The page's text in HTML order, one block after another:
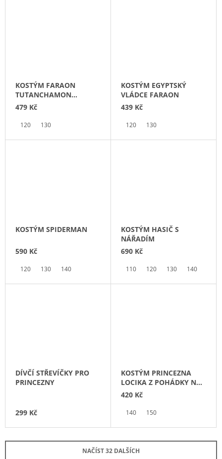
KOSTÝM FARAON
TUTANCHAMON
EGYPTSKÝ VLÁDCE
479 Kč
120 130
KOSTÝM EGYPTSKÝ
VLÁDCE FARAON
439 Kč
120 130
KOSTÝM SPIDERMAN
590 Kč
120 130 140
KOSTÝM HASIČ S
NÁŘADÍM
690 Kč
110 120 130 140
DÍVČÍ STŘEVÍČKY PRO
PRINCEZNY
299 Kč
KOSTÝM PRINCEZNA
LOCIKA Z POHÁDKY NA
VLÁSKU
420 Kč
140 150
NAČÍST 32 DALŠÍCH